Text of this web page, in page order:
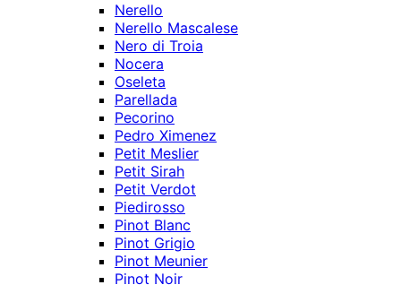
Nerello
Nerello Mascalese
Nero di Troia
Nocera
Oseleta
Parellada
Pecorino
Pedro Ximenez
Petit Meslier
Petit Sirah
Petit Verdot
Piedirosso
Pinot Blanc
Pinot Grigio
Pinot Meunier
Pinot Noir